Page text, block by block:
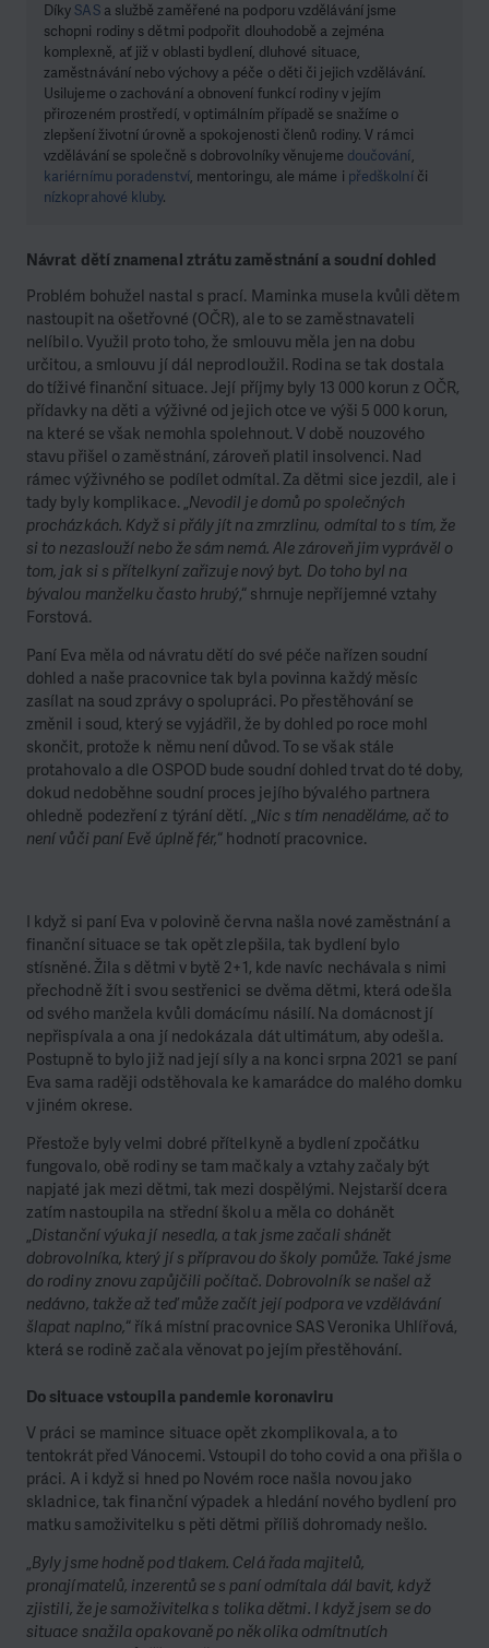
Díky SAS a službě zaměřené na podporu vzdělávání jsme
schopni rodiny s dětmi podpořit dlouhodobě a zejména
komplexně, ať již v oblasti bydlení, dluhové situace,
zaměstnávání nebo výchovy a péče o děti či jejich vzdělávání.
Usilujeme o zachování a obnovení funkcí rodiny v jejím
přirozeném prostředí, v optimálním případě se snažíme o
zlepšení životní úrovně a spokojenosti členů rodiny. V rámci
vzdělávání se společně s dobrovolníky věnujeme doučování,
kariérnímu poradenství, mentoringu, ale máme i předškolní či
nízkoprahové kluby.
Návrat dětí znamenal ztrátu zaměstnání a soudní dohled
Problém bohužel nastal s prací. Maminka musela kvůli dětem
nastoupit na ošetřovné (OČR), ale to se zaměstnavateli
nelíbilo. Využil proto toho, že smlouvu měla jen na dobu
určitou, a smlouvu jí dál neprodloužil. Rodina se tak dostala
do tíživé finanční situace. Její příjmy byly 13 000 korun z OČR,
přídavky na děti a výživné od jejich otce ve výši 5 000 korun,
na které se však nemohla spolehnout. V době nouzového
stavu přišel o zaměstnání, zároveň platil insolvenci. Nad
rámec výživného se podílet odmítal. Za dětmi sice jezdil, ale i
tady byly komplikace. „Nevodil je domů po společných
procházkách. Když si přály jít na zmrzlinu, odmítal to s tím, že
si to nezaslouží nebo že sám nemá. Ale zároveň jim vyprávěl o
tom, jak si s přítelkyní zařizuje nový byt. Do toho byl na
bývalou manželku často hrubý,“ shrnuje nepříjemné vztahy
Forstová.
Paní Eva měla od návratu dětí do své péče nařízen soudní
dohled a naše pracovnice tak byla povinna každý měsíc
zasílat na soud zprávy o spolupráci. Po přestěhování se
změnil i soud, který se vyjádřil, že by dohled po roce mohl
skončit, protože k němu není důvod. To se však stále
protahovalo a dle OSPOD bude soudní dohled trvat do té doby,
dokud nedoběhne soudní proces jejího bývalého partnera
ohledně podezření z týrání dětí. „Nic s tím nenaděláme, ač to
není vůči paní Evě úplně fér,“ hodnotí pracovnice.
I když si paní Eva v polovině června našla nové zaměstnání a
finanční situace se tak opět zlepšila, tak bydlení bylo
stísněné. Žila s dětmi v bytě 2+1, kde navíc nechávala s nimi
přechodně žít i svou sestřenici se dvěma dětmi, která odešla
od svého manžela kvůli domácímu násilí. Na domácnost jí
nepřispívala a ona jí nedokázala dát ultimátum, aby odešla.
Postupně to bylo již nad její síly a na konci srpna 2021 se paní
Eva sama raději odstěhovala ke kamarádce do malého domku
v jiném okrese.
Přestože byly velmi dobré přítelkyně a bydlení zpočátku
fungovalo, obě rodiny se tam mačkaly a vztahy začaly být
napjaté jak mezi dětmi, tak mezi dospělými. Nejstarší dcera
zatím nastoupila na střední školu a měla co dohánět
„Distanční výuka jí nesedla, a tak jsme začali shánět
dobrovolníka, který jí s přípravou do školy pomůže. Také jsme
do rodiny znovu zapůjčili počítač. Dobrovolník se našel až
nedávno, takže až teď může začít její podpora ve vzdělávání
šlapat naplno,“ říká místní pracovnice SAS Veronika Uhlířová,
která se rodině začala věnovat po jejím přestěhování.
Do situace vstoupila pandemie koronaviru
V práci se mamince situace opět zkomplikovala, a to
tentokrát před Vánocemi. Vstoupil do toho covid a ona přišla o
práci. A i když si hned po Novém roce našla novou jako
skladnice, tak finanční výpadek a hledání nového bydlení pro
matku samoživitelku s pěti dětmi příliš dohromady nešlo.
„Byly jsme hodně pod tlakem. Celá řada majitelů,
pronajímatelů, inzerentů se s paní odmítala dál bavit, když
zjistili, že je samoživitelka s tolika dětmi. I když jsem se do
situace snažila opakovaně po několika odmítnutích